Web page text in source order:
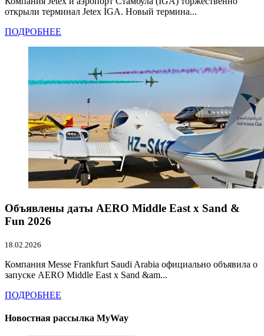
открыли терминал Jetex İGA. Новый термина...
ПОДРОБНЕЕ
Объявлены даты AERO Middle East x Sand &
Fun 2026
18.02.2026
Компания Messe Frankfurt Saudi Arabia официально объявила о
запуске AERO Middle East x Sand &am...
ПОДРОБНЕЕ
Новостная рассылка MyWay